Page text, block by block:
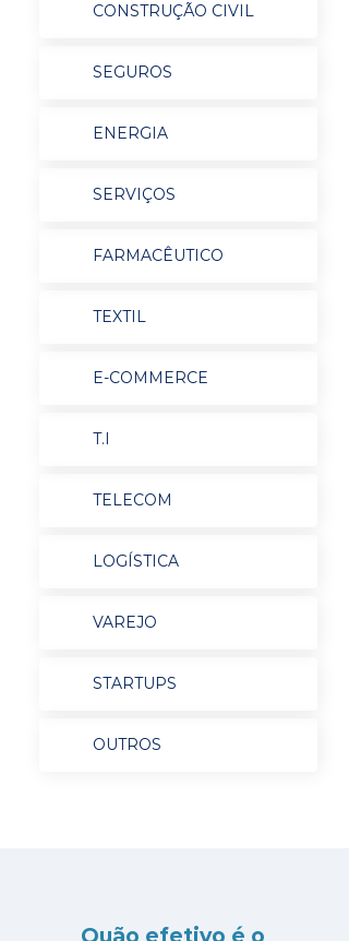
CONSTRUÇÃO CIVIL
SEGUROS
ENERGIA
SERVIÇOS
FARMACÊUTICO
TEXTIL
E-COMMERCE
T.I
TELECOM
LOGÍSTICA
VAREJO
STARTUPS
OUTROS